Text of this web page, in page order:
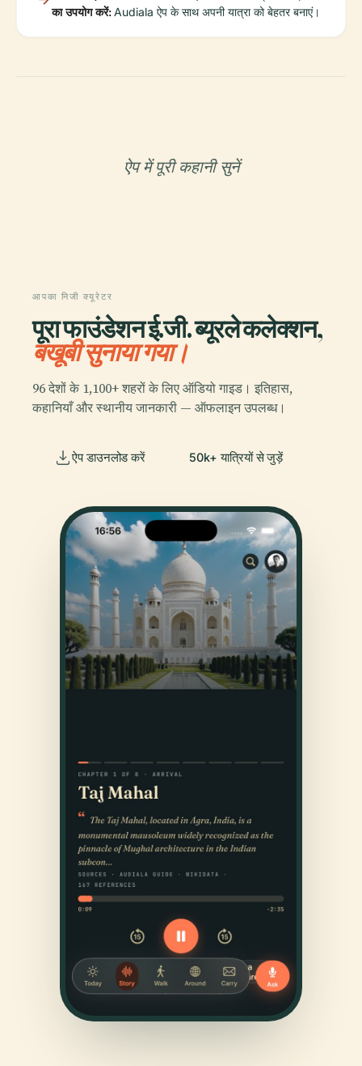
का उपयोग करें:Audiala ऐप के साथ अपनी यात्रा को बेहतर बनाएं।
ऐप में पूरी कहानी सुनें
आपका निजी क्यूरेटर
पूरा फाउंडेशन ई.जी. ब्यूरले कलेक्शन,
बखूबी सुनाया गया।
96 देशों के 1,100+ शहरों के लिए ऑडियो गाइड। इतिहास,
कहानियाँ और स्थानीय जानकारी — ऑफलाइन उपलब्ध।
ऐप डाउनलोड करें 50k+ यात्रियों से जुड़ें